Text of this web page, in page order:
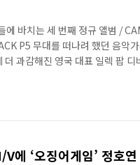
바치는 세 번째 정규 앨범 /
P5 무대를 떠나려 했던 음악
과감해진 영국 대표 일렉 팝
HEROES ARE BACK P10